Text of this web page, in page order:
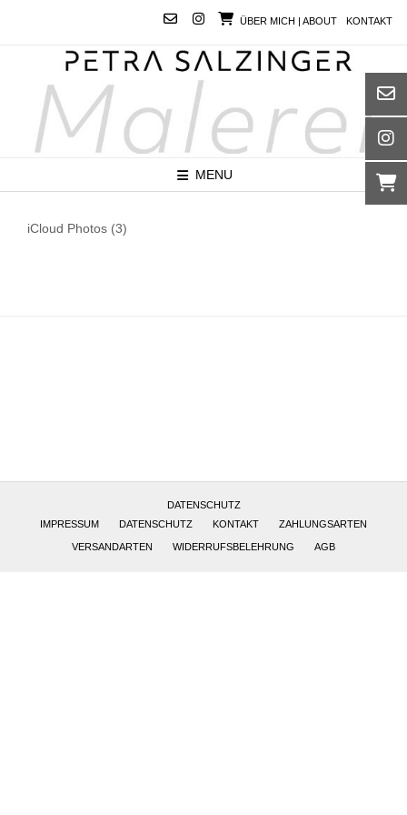
ÜBER MICH | ABOUT KONTAKT
MENU
iCloud Photos (3)
DATENSCHUTZ
IMPRESSUM
DATENSCHUTZ KONTAKT ZAHLUNGSARTEN
VERSANDARTEN WIDERRUFSBELEHRUNG AGB